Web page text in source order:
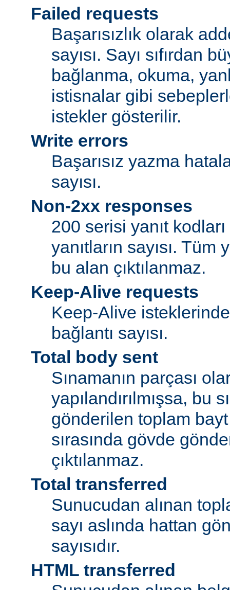
Failed requests
Başarısızlık olarak
sayısı. Sayı sıfırdan
bağlanma, okuma,
istisnalar gibi
istekler gösterilir.
Write errors
Başarısız yazma
sayısı.
Non-2xx responses
200 serisi yanıt
yanıtların sayısı. Tüm
bu alan çıktılanmaz.
Keep-Alive requests
Keep-Alive
bağlantı sayısı.
Total body sent
Sınamanın parçası
yapılandırılmışsa, bu
gönderilen toplam bayt
sırasında gövde
çıktılanmaz.
Total transferred
Sunucudan alınan
sayı aslında hattan
sayısıdır.
HTML transferred